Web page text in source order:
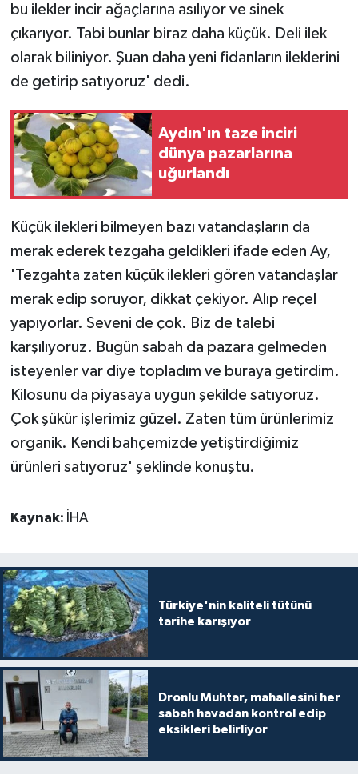
bu ilekler incir ağaçlarına asılıyor ve sinek
çıkarıyor. Tabi bunlar biraz daha küçük. Deli ilek
olarak biliniyor. Şuan daha yeni fidanların ileklerini
de getirip satıyoruz' dedi.
Aydın'ın taze inciri
dünya pazarlarına
uğurlandı
Küçük ilekleri bilmeyen bazı vatandaşların da
merak ederek tezgaha geldikleri ifade eden Ay,
'Tezgahta zaten küçük ilekleri gören vatandaşlar
merak edip soruyor, dikkat çekiyor. Alıp reçel
yapıyorlar. Seveni de çok. Biz de talebi
karşılıyoruz. Bugün sabah da pazara gelmeden
isteyenler var diye topladım ve buraya getirdim.
Kilosunu da piyasaya uygun şekilde satıyoruz.
Çok şükür işlerimiz güzel. Zaten tüm ürünlerimiz
organik. Kendi bahçemizde yetiştirdiğimiz
ürünleri satıyoruz' şeklinde konuştu.
Kaynak: İHA
Türkiye'nin kaliteli tütünü
tarihe karışıyor
Dronlu Muhtar, mahallesini her
sabah havadan kontrol edip
eksikleri belirliyor